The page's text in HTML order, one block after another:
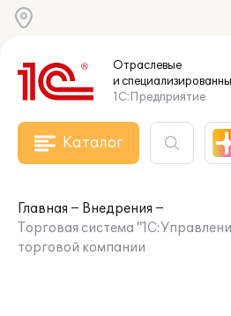
Отраслевые
и
1С:Предприятие
Каталог
Главная
Внедрения
Торговая система
торговой компании